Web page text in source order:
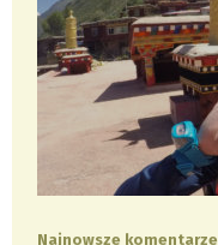
Najnowsze komentarze